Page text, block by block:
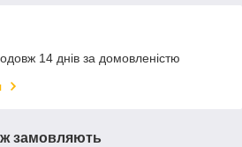
14 днів за домовленістю
замовляють